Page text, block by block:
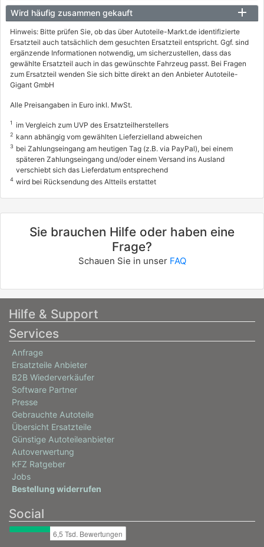
Wird häufig zusammen gekauft
Hinweis: Bitte prüfen Sie, ob das über Autoteile-Markt.de identifizierte
Ersatzteil auch tatsächlich dem gesuchten Ersatzteil entspricht. Ggf. sind
ergänzende Informationen notwendig, um sicherzustellen, dass das
gewählte Ersatzteil auch in das gewünschte Fahrzeug passt. Bei Fragen
zum Ersatzteil wenden Sie sich bitte direkt an den Anbieter Autoteile-
Gigant GmbH
Alle Preisangaben in Euro inkl. MwSt.
1 im Vergleich zum UVP des Ersatzteilherstellers
2 kann abhängig vom gewählten Lieferzielland abweichen
3 bei Zahlungseingang am heutigen Tag (z.B. via PayPal), bei einem
späteren Zahlungseingang und/oder einem Versand ins Ausland
verschiebt sich das Lieferdatum entsprechend
4 wird bei Rücksendung des Altteils erstattet
Sie brauchen Hilfe oder haben eine
Frage?
Schauen Sie in unser FAQ
Hilfe & Support
Services
Anfrage
Ersatzteile Anbieter
B2B Wiederverkäufer
Software Partner
Presse
Gebrauchte Autoteile
Übersicht Ersatzteile
Günstige Autoteileanbieter
Autoverwertung
KFZ Ratgeber
Jobs
Bestellung widerrufen
Social